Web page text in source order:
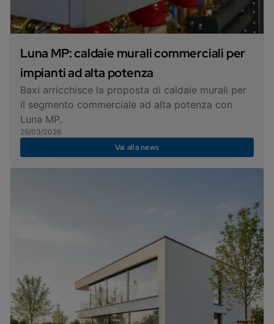
Luna MP: caldaie murali commerciali per
impianti ad alta potenza
Baxi arricchisce la proposta di caldaie murali per
il segmento commerciale ad alta potenza con
Luna MP.
26/03/2026
Vai alla news